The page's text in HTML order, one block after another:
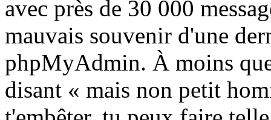
avec près de 30 000
mauvais souvenir d'une
phpMyAdmin. À moins
disant « mais non petit